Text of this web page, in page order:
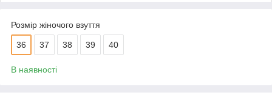
Розмір жіночого взуття
36 37 38 39 40
В наявності